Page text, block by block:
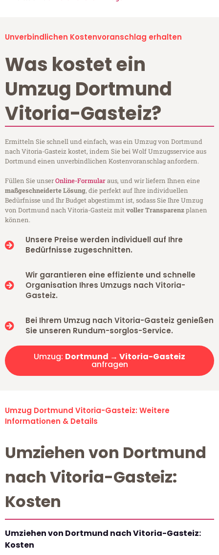
Unverbindlichen Kostenvoranschlag erhalten
Was kostet ein
Umzug Dortmund
Vitoria-Gasteiz?
Ermitteln Sie schnell und einfach, was ein Umzug von Dortmund
nach Vitoria-Gasteiz kostet, indem Sie bei Wolf Umzugsservice aus
Dortmund einen unverbindlichen Kostenvoranschlag anfordern.
Füllen Sie unserOnline-Formularaus, und wir liefern Ihnen eine
maßgeschneiderte Lösung, die perfekt auf Ihre individuellen
Bedürfnisse und Ihr Budget abgestimmt ist, sodass Sie Ihre Umzug
von Dortmund nach Vitoria-Gasteiz mitvoller Transparenzplanen
können.
Unsere Preise werden individuell auf Ihre
Bedürfnisse zugeschnitten.
Wir garantieren eine effiziente und schnelle
Organisation Ihres Umzugs nach Vitoria-
Gasteiz.
Bei Ihrem Umzug nach Vitoria-Gasteiz genießen
Sie unseren Rundum-sorglos-Service.
Umzug: Dortmund → Vitoria-Gasteiz
anfragen
Umzug Dortmund Vitoria-Gasteiz: Weitere
Informationen & Details
Umziehen von Dortmund
nach Vitoria-Gasteiz:
Kosten
Umziehen von Dortmund nach Vitoria-Gasteiz:
Kosten